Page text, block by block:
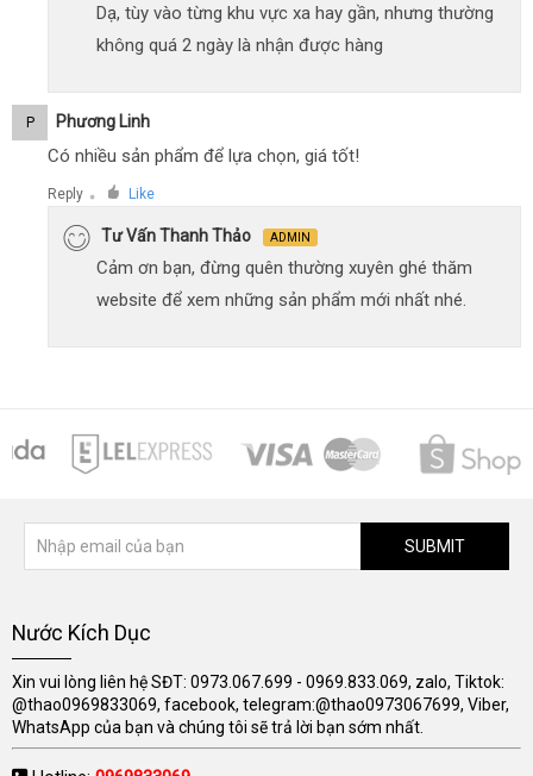
Dạ, tùy vào từng khu vực xa hay gần, nhưng thường
không quá 2 ngày là nhận được hàng
P Phương Linh
Có nhiều sản phẩm để lựa chọn, giá tốt!
Reply ● Like
Tư Vấn Thanh Thảo ADMIN
Cảm ơn bạn, đừng quên thường xuyên ghé thăm
website để xem những sản phẩm mới nhất nhé.
SUBMIT
Nước Kích Dục
Xin vui lòng liên hệ SĐT: 0973.067.699 - 0969.833.069, zalo, Tiktok:
@thao0969833069, facebook, telegram:@thao0973067699, Viber,
WhatsApp của bạn và chúng tôi sẽ trả lời bạn sớm nhất.